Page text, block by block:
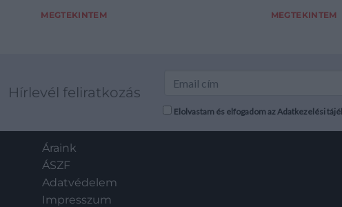
MEGTEKINTEM MEGTEKINTEM
Hírlevél feliratkozás
Elolvastam és elfogadom az Adatkezelési
Áraink
ÁSZF
Adatvédelem
Impresszum